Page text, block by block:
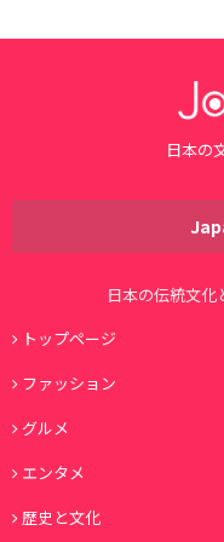
日本の
日本の伝統文
トップページ
ファッション
グルメ
エンタメ
歴史と文化